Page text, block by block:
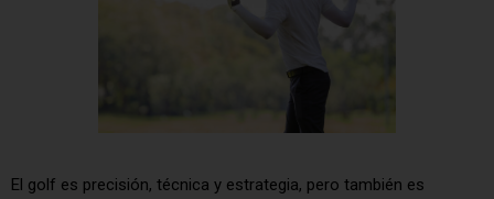
El golf es precisión, técnica y estrategia, pero también es